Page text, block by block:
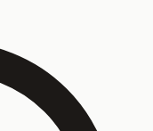
ngào mà cực dí